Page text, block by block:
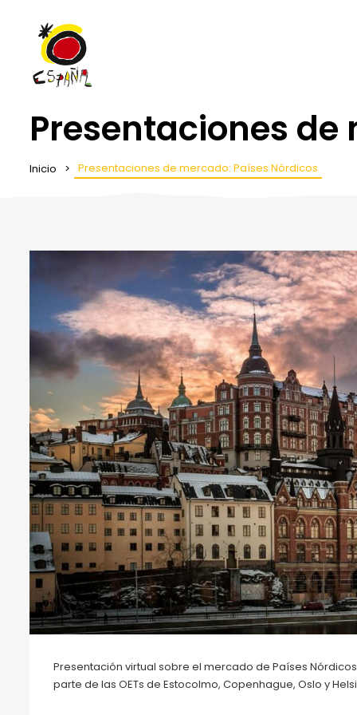
Presentaciones de
Inicio Presentaciones de mercado: Países Nórdicos
Presentación virtual sobre el mercado de Países
parte de las OETs de Estocolmo, Copenhague, Oslo y